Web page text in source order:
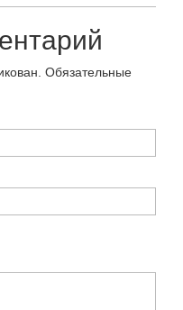
Обязательные